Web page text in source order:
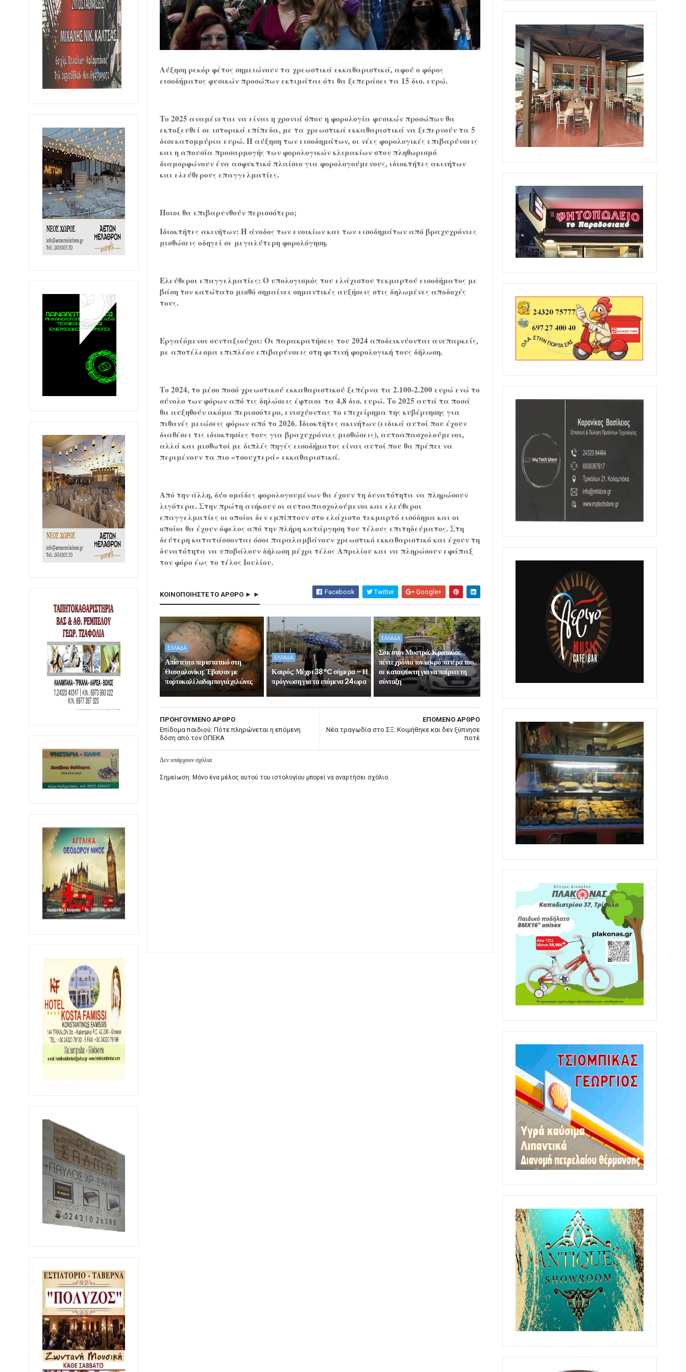
Αύξηση ρεκόρ φέτος σημειώνουν τα χρεωστικά εκκαθαριστικά, αφού ο φόρος
εισοδήματος φυσικών προσώπων εκτιμάται ότι θα ξεπεράσει τα 15 δισ. ευρώ.
Το 2025 αναμένεται να είναι η χρονιά όπου η φορολογία φυσικών προσώπων θα
εκτοξευθεί σε ιστορικά επίπεδα, με τα χρεωστικά εκκαθαριστικά να ξεπερνούν τα 5
δισεκατομμύρια ευρώ. Η αύξηση των εισοδημάτων, οι νέες φορολογικές επιβαρύνσεις
και η απουσία προσαρμογής των φορολογικών κλιμακίων στον πληθωρισμό
διαμορφώνουν ένα ασφυκτικό πλαίσιο για φορολογούμενους, ιδιοκτήτες ακινήτων
και ελεύθερους επαγγελματίες.
Ποιοι θα επιβαρυνθούν περισσότερο;
Ιδιοκτήτες ακινήτων: Η άνοδος των ενοικίων και των εισοδημάτων από βραχυχρόνιες
μισθώσεις οδηγεί σε μεγαλύτερη φορολόγηση.
Ελεύθεροι επαγγελματίες: Ο υπολογισμός του ελάχιστου τεκμαρτού εισοδήματος με
βάση τον κατώτατο μισθό σημαίνει σημαντικές αυξήσεις στις δηλωμένες αποδοχές
τους.
Εργαζόμενοι συνταξιούχοι: Οι παρακρατήσεις του 2024 αποδεικνύονται ανεπαρκείς,
με αποτέλεσμα επιπλέον επιβαρύνσεις στη φετινή φορολογική τους δήλωση.
Το 2024, το μέσο ποσό χρεωστικού εκκαθαριστικού ξεπέρνα τα 2.100-2.200 ευρώ ενώ το
σύνολο των φόρων από τις δηλώσεις έφτασε τα 4,8 δισ. ευρώ. Το 2025 αυτά τα ποσά
θα αυξηθούν ακόμα περισσότερο, ενισχύοντας το επιχείρημα της κυβέρνησης για
πιθανές μειώσεις φόρων από το 2026. Ιδιοκτήτες ακινήτων (ειδικά αυτοί που έχουν
διαθέσει τις ιδιοκτησίες τους για βραχυχρόνιες μισθώσεις), αυτοαπασχολούμενοι,
αλλά και μισθωτοί με διπλές πηγές εισοδήματος είναι αυτοί που θα πρέπει να
περιμένουν τα πιο «τσουχτερά» εκκαθαριστικά.
Από την άλλη, δύο ομάδες φορολογουμένων θα έχουν τη δυνατότητα να πληρώσουν
λιγότερα. Στην πρώτη ανήκουν οι αυτοαπασχολούμενοι και ελεύθεροι
επαγγελματίες οι οποίοι δεν εμπίπτουν στο ελάχιστο τεκμαρτό εισόδημα και οι
οποίοι θα έχουν όφελος από την πλήρη κατάργηση του τέλους επιτηδεύματος. Στη
δεύτερη κατατάσσονται όσοι παραλαμβάνουν χρεωστικό εκκαθαριστικό και έχουν τη
δυνατότητα να υποβάλουν δήλωση μέχρι τέλος Απριλίου και να πληρώσουν εφάπαξ
τον φόρο έως το τέλος Ιουλίου.
ΚΟΙΝΟΠΟΙΗΣΤΕ ΤΟ ΑΡΘΡΟ ► ► Facebook Twitter Google+
ΕΛΛΑΔΑ
Απίστευτο περιστατικό στη
Θεσσαλονίκη: Έβαψαν με
πορτοκαλί λαδομπογιά χελώνες
ΕΛΛΑΔΑ
Καιρός: Μέχρι 38°C σήμερα – Η
πρόγνωση για τα επόμενα 24ωρα
ΕΛΛΑΔΑ
Σοκ στον Μυστρά: Κρατούσε
πέντε χρόνια τον νεκρό πατέρα του
σε καταψύκτη για να παίρνει τη
σύνταξη
ΕΠΟΜΕΝΟ ΑΡΘΡΟ
Νέα τραγωδία στο ΣΞ: Κοιμήθηκε και δεν ξύπνησε
ποτέ
ΠΡΟΗΓΟΥΜΕΝΟ ΑΡΘΡΟ
Επίδομα παιδιού: Πότε πληρώνεται η επόμενη
δόση από τον ΟΠΕΚΑ
Δεν υπάρχουν σχόλια
Σημείωση: Μόνο ένα μέλος αυτού του ιστολογίου μπορεί να αναρτήσει σχόλιο.